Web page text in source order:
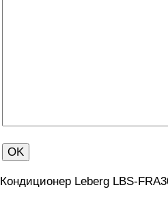
Кондиционер Leberg LBS-